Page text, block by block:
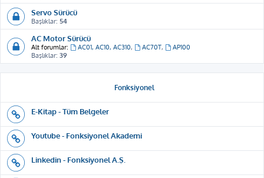
Servo Sürücü
Başlıklar: 54
AC Motor Sürücü
Alt forumlar: AC01, AC10, AC310, AC70T,
AP100
Başlıklar: 39
Fonksiyonel
E-Kitap - Tüm Belgeler
Youtube - Fonksiyonel Akademi
Linkedin - Fonksiyonel A.Ş.